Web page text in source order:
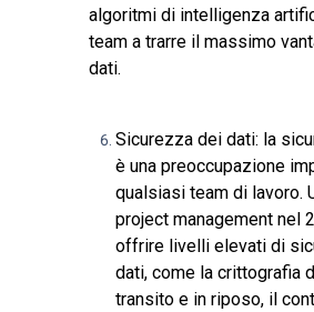
algoritmi di intelligenza
team a trarre il massimo
dati.
Sicurezza dei dati: la
è una preoccupazione
qualsiasi team di lavoro.
project management nel
offrire livelli elevati di
dati, come la crittografia
transito e in riposo, il